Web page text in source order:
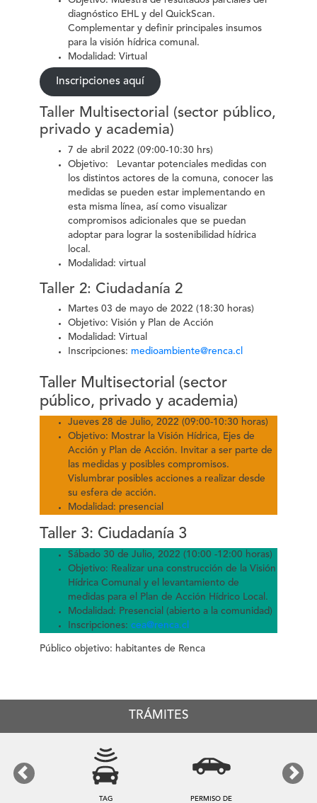
diagnóstico EHL y del QuickScan.
Complementar y definir principales insumos
para la visión hídrica comunal.
Modalidad: Virtual
Inscripciones aquí
Taller Multisectorial (sector público,
privado y academia)
7 de abril 2022 (09:00-10:30 hrs)
Objetivo: Levantar potenciales medidas con
los distintos actores de la comuna, conocer las
medidas se pueden estar implementando en
esta misma línea, así como visualizar
compromisos adicionales que se puedan
adoptar para lograr la sostenibilidad hídrica
local.
Modalidad: virtual
Taller 2: Ciudadanía 2
Martes 03 de mayo de 2022 (18:30 horas)
Objetivo: Visión y Plan de Acción
Modalidad: Virtual
Inscripciones: medioambiente@renca.cl
Taller Multisectorial (sector
público, privado y academia)
Jueves 28 de Julio, 2022 (09:00-10:30 horas)
Objetivo: Mostrar la Visión Hídrica, Ejes de
Acción y Plan de Acción. Invitar a ser parte de
las medidas y posibles compromisos.
Vislumbrar posibles acciones a realizar desde
su esfera de acción.
Modalidad: presencial
Taller 3: Ciudadanía 3
Sábado 30 de Julio, 2022 (10:00 -12:00 horas)
Objetivo: Realizar una construcción de la Visión
Hídrica Comunal y el levantamiento de
medidas para el Plan de Acción Hídrico Local.
Modalidad: Presencial (abierto a la comunidad)
Inscripciones:cea@renca.cl
Público objetivo: habitantes de Renca
TRÁMITES
TAG
PERMISO DE
Previous Next